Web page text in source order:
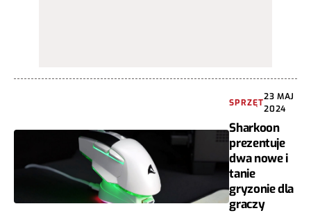
SPRZĘT
23 MAJ
2024
Sharkoon
prezentuje
dwa nowe i
tanie
gryzonie dla
graczy